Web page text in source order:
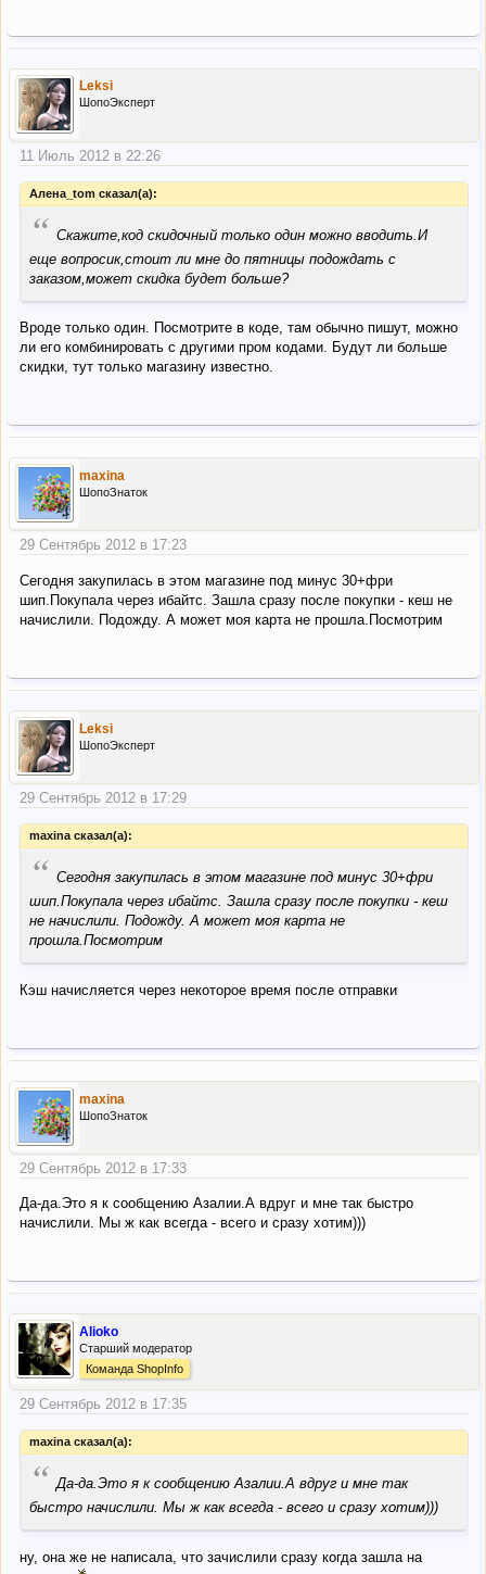
Leksi
ШопоЭксперт
11 Июль 2012 в 22:26
Алена_tom сказал(а):
“ Скажите,код скидочный только один можно вводить.И
еще вопросик,стоит ли мне до пятницы подождать с
заказом,может скидка будет больше?
Вроде только один. Посмотрите в коде, там обычно пишут, можно
ли его комбинировать с другими пром кодами. Будут ли больше
скидки, тут только магазину известно.
maxina
ШопоЗнаток
29 Сентябрь 2012 в 17:23
Сегодня закупилась в этом магазине под минус 30+фри
шип.Покупала через ибайтс. Зашла сразу после покупки - кеш не
начислили. Подожду. А может моя карта не прошла.Посмотрим
Leksi
ШопоЭксперт
29 Сентябрь 2012 в 17:29
maxina сказал(а):
“ Сегодня закупилась в этом магазине под минус 30+фри
шип.Покупала через ибайтс. Зашла сразу после покупки - кеш
не начислили. Подожду. А может моя карта не
прошла.Посмотрим
Кэш начисляется через некоторое время после отправки
maxina
ШопоЗнаток
29 Сентябрь 2012 в 17:33
Да-да.Это я к сообщению Азалии.А вдруг и мне так быстро
начислили. Мы ж как всегда - всего и сразу хотим)))
Alioko
Старший модератор
Команда ShopInfo
29 Сентябрь 2012 в 17:35
maxina сказал(а):
“ Да-да.Это я к сообщению Азалии.А вдруг и мне так
быстро начислили. Мы ж как всегда - всего и сразу хотим)))
ну, она же не написала, что зачислили сразу когда зашла на